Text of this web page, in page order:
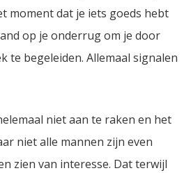
moment dat je iets goeds hebt
op je onderrug om je door
te begeleiden. Allemaal signalen
niet aan te raken en het
niet alle mannen zijn even
zien van interesse. Dat terwijl